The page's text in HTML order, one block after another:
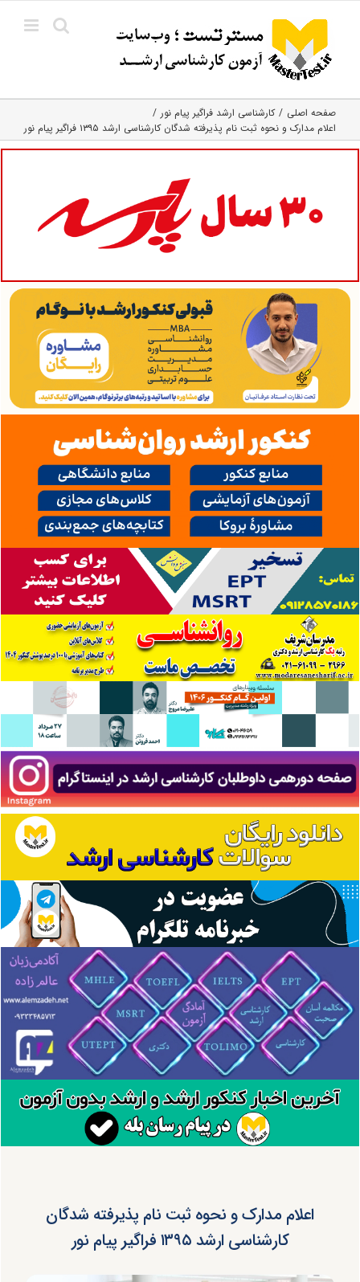
content
صفحه اصلی
کارشناسی ارشد فراگیر پیام نور
اعلام مدارک و نحوه ثبت نام پذیرفته شدگان کارشناسی ارشد ۱۳۹۵ فراگیر پیام نور
اعلام مدارک و نحوه ثبت نام پذیرفته شدگان
کارشناسی ارشد ۱۳۹۵ فراگیر پیام نور